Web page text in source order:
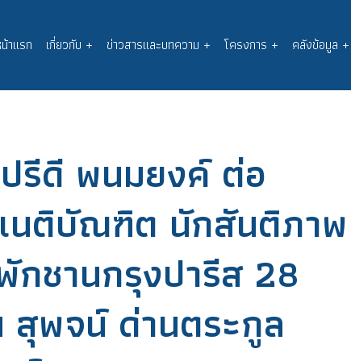
าแรก เกี่ยวกับ + ข่าวสารและบทความ + โครงการ + คลังข้อมูล +
รีดี พนมยงค์ ต่อ
นติบัณฑิต นักสันติภาพ
ชานกรุงปารีส 28
สุพจน์ ด่านตระกูล